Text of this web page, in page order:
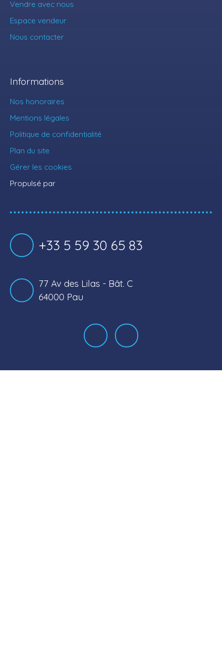
Vendre avec nous
Espace vendeur
Nous contacter
Informations
Nos honoraires
Mentions légales
Politique de confidentialité
Plan du site
Gérer les cookies
Propulsé par
+33 5 59 30 65 83
77 Av des Lilas - Bât. C
64000 Pau